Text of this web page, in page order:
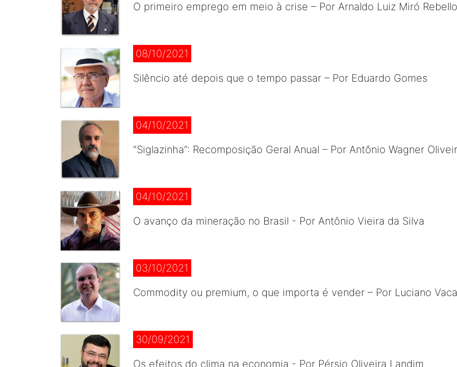
O primeiro emprego em meio à crise – Por Arnaldo Luiz Miró Rebello
08/10/2021
Silêncio até depois que o tempo passar – Por Eduardo Gomes
04/10/2021
“Siglazinha”: Recomposição Geral Anual – Por Antônio Wagner
04/10/2021
O avanço da mineração no Brasil - Por Antônio Vieira da Silva
03/10/2021
Commodity ou premium, o que importa é vender – Por Luciano
30/09/2021
Os efeitos do clima na economia - Por Pérsio Oliveira Landim